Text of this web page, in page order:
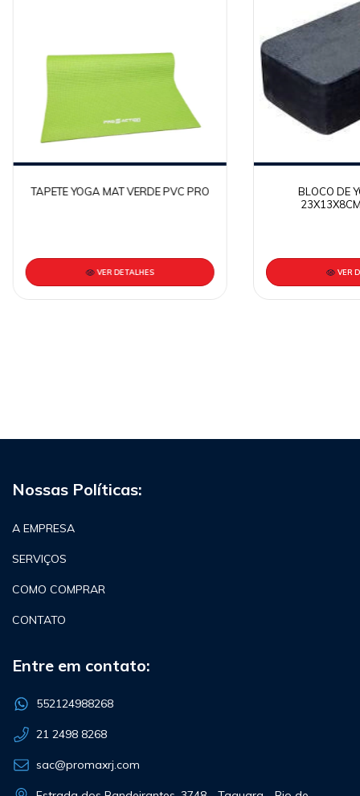
TAPETE YOGA MAT VERDE PVC PRO
VER DETALHES
BLOCO DE
VER
Nossas Políticas:
A EMPRESA
SERVIÇOS
COMO COMPRAR
CONTATO
Entre em contato:
552124988268
21 2498 8268
sac@promaxrj.com